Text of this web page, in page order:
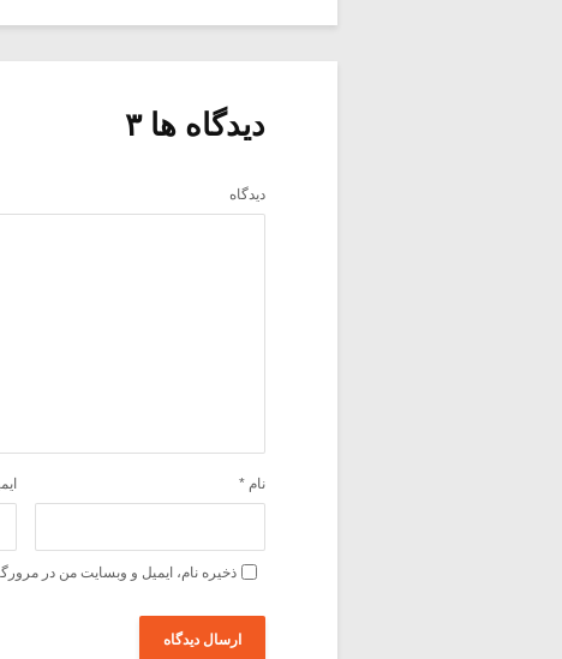
دیدگاه ها ۳
دیدگاه
نام *
ذخیره نام، ایمیل و وبسایت من در